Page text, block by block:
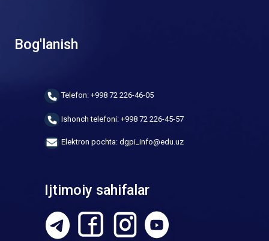
Bog'lanish
Telefon: +998 72 226-46-05
Ishonch telefoni: +998 72 226-45-57
Elektron pochta: dgpi_info@edu.uz
Ijtimoiy sahifalar